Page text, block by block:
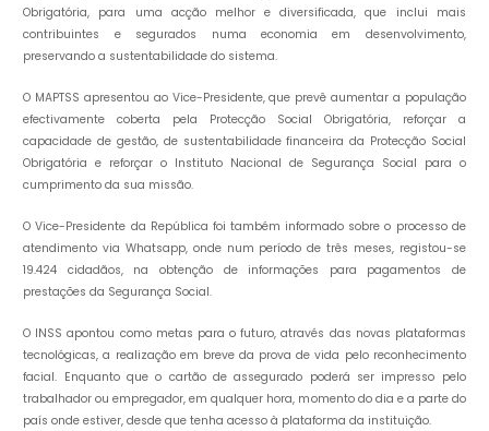
Obrigatória, para uma acção melhor e diversificada, que inclui mais
contribuintes e segurados numa economia em desenvolvimento,
preservando a sustentabilidade do sistema.
O MAPTSS apresentou ao Vice-Presidente, que prevê aumentar a população
efectivamente coberta pela Protecção Social Obrigatória, reforçar a
capacidade de gestão, de sustentabilidade financeira da Protecção Social
Obrigatória e reforçar o Instituto Nacional de Segurança Social para o
cumprimento da sua missão.
O Vice-Presidente da República foi também informado sobre o processo de
atendimento via Whatsapp, onde num período de três meses, registou-se
19.424 cidadãos, na obtenção de informações para pagamentos de
prestações da Segurança Social.
O INSS apontou como metas para o futuro, através das novas plataformas
tecnológicas, a realização em breve da prova de vida pelo reconhecimento
facial. Enquanto que o cartão de assegurado poderá ser impresso pelo
trabalhador ou empregador, em qualquer hora, momento do dia e a parte do
país onde estiver, desde que tenha acesso à plataforma da instituição.